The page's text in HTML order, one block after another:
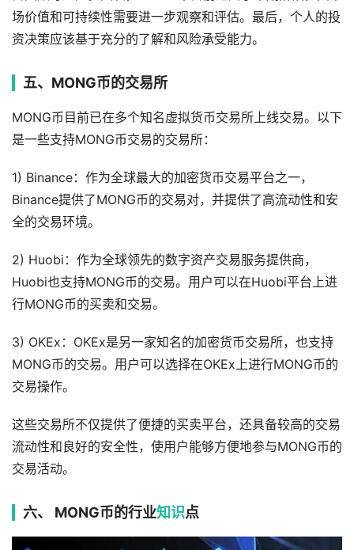
场价值和可持续性需要进一步观察和评估。最后，个人的投
资决策应该基于充分的了解和风险承受能力。
五、MONG币的交易所
MONG币目前已在多个知名虚拟货币交易所上线交易。以下
是一些支持MONG币交易的交易所：
1) Binance：作为全球最大的加密货币交易平台之一，
Binance提供了MONG币的交易对，并提供了高流动性和安
全的交易环境。
2) Huobi：作为全球领先的数字资产交易服务提供商，
Huobi也支持MONG币的交易。用户可以在Huobi平台上进
行MONG币的买卖和交易。
3) OKEx：OKEx是另一家知名的加密货币交易所，也支持
MONG币的交易。用户可以选择在OKEx上进行MONG币的
交易操作。
这些交易所不仅提供了便捷的买卖平台，还具备较高的交易
流动性和良好的安全性，使用户能够方便地参与MONG币的
交易活动。
六、 MONG币的行业知识点